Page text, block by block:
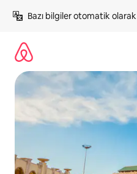
atla
Bazı bilgiler otomatik